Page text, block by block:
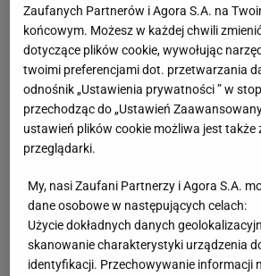
Zaufanych Partnerów i Agora S.A. na
końcowym. Możesz w każdej chwili
dotyczące plików cookie, wywołując
twoimi preferencjami dot. przetwarzania
odnośnik „Ustawienia prywatności ” w
przechodząc do „Ustawień
ustawień plików cookie możliwa jest także
przeglądarki.
My, nasi Zaufani Partnerzy i Agora S.A.
dane osobowe w następujących celach:
Użycie dokładnych danych
skanowanie charakterystyki urządzenia
identyfikacji. Przechowywanie informacji